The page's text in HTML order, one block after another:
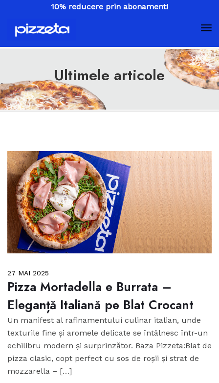
10% reducere prin abonament!
Ultimele articole
27 MAI 2025
Pizza Mortadella e Burrata –
Eleganță Italiană pe Blat Crocant
Un manifest al rafinamentului culinar italian, unde
texturile fine și aromele delicate se întâlnesc într-un
echilibru modern și surprinzător. Baza Pizzeta:Blat de
pizza clasic, copt perfect cu sos de roșii și strat de
mozzarella – […]